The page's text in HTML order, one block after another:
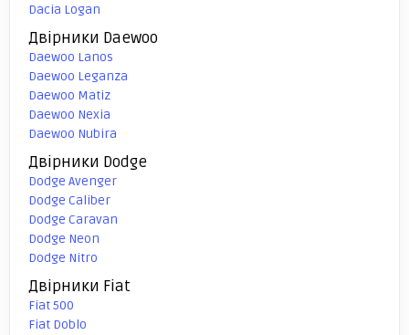
Dacia Logan
Двірники Daewoo
Daewoo Lanos
Daewoo Leganza
Daewoo Matiz
Daewoo Nexia
Daewoo Nubira
Двірники Dodge
Dodge Avenger
Dodge Caliber
Dodge Caravan
Dodge Neon
Dodge Nitro
Двірники Fiat
Fiat 500
Fiat Doblo